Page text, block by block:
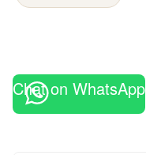
Chat on WhatsApp